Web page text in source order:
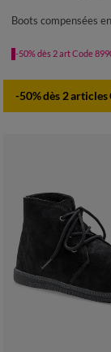
Boots compensées
-50% dès 2 art Code
-50% dès 2 articles